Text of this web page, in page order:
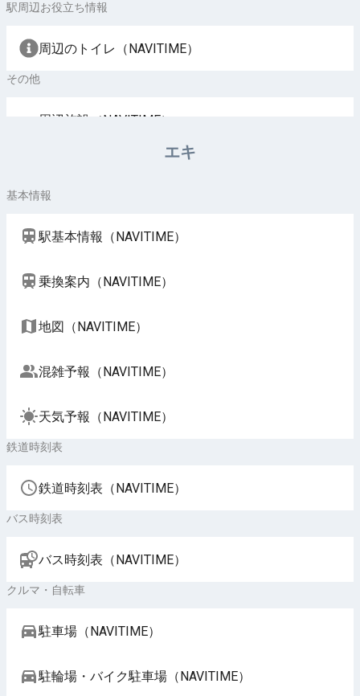
駅周辺お役立ち情報
周辺のトイレ（NAVITIME）
その他
周辺施設（NAVITIME）
エキ
基本情報
駅基本情報（NAVITIME）
乗換案内（NAVITIME）
地図（NAVITIME）
混雑予報（NAVITIME）
天気予報（NAVITIME）
鉄道時刻表
鉄道時刻表（NAVITIME）
バス時刻表
バス時刻表（NAVITIME）
クルマ・自転車
駐車場（NAVITIME）
駐輪場・バイク駐車場（NAVITIME）